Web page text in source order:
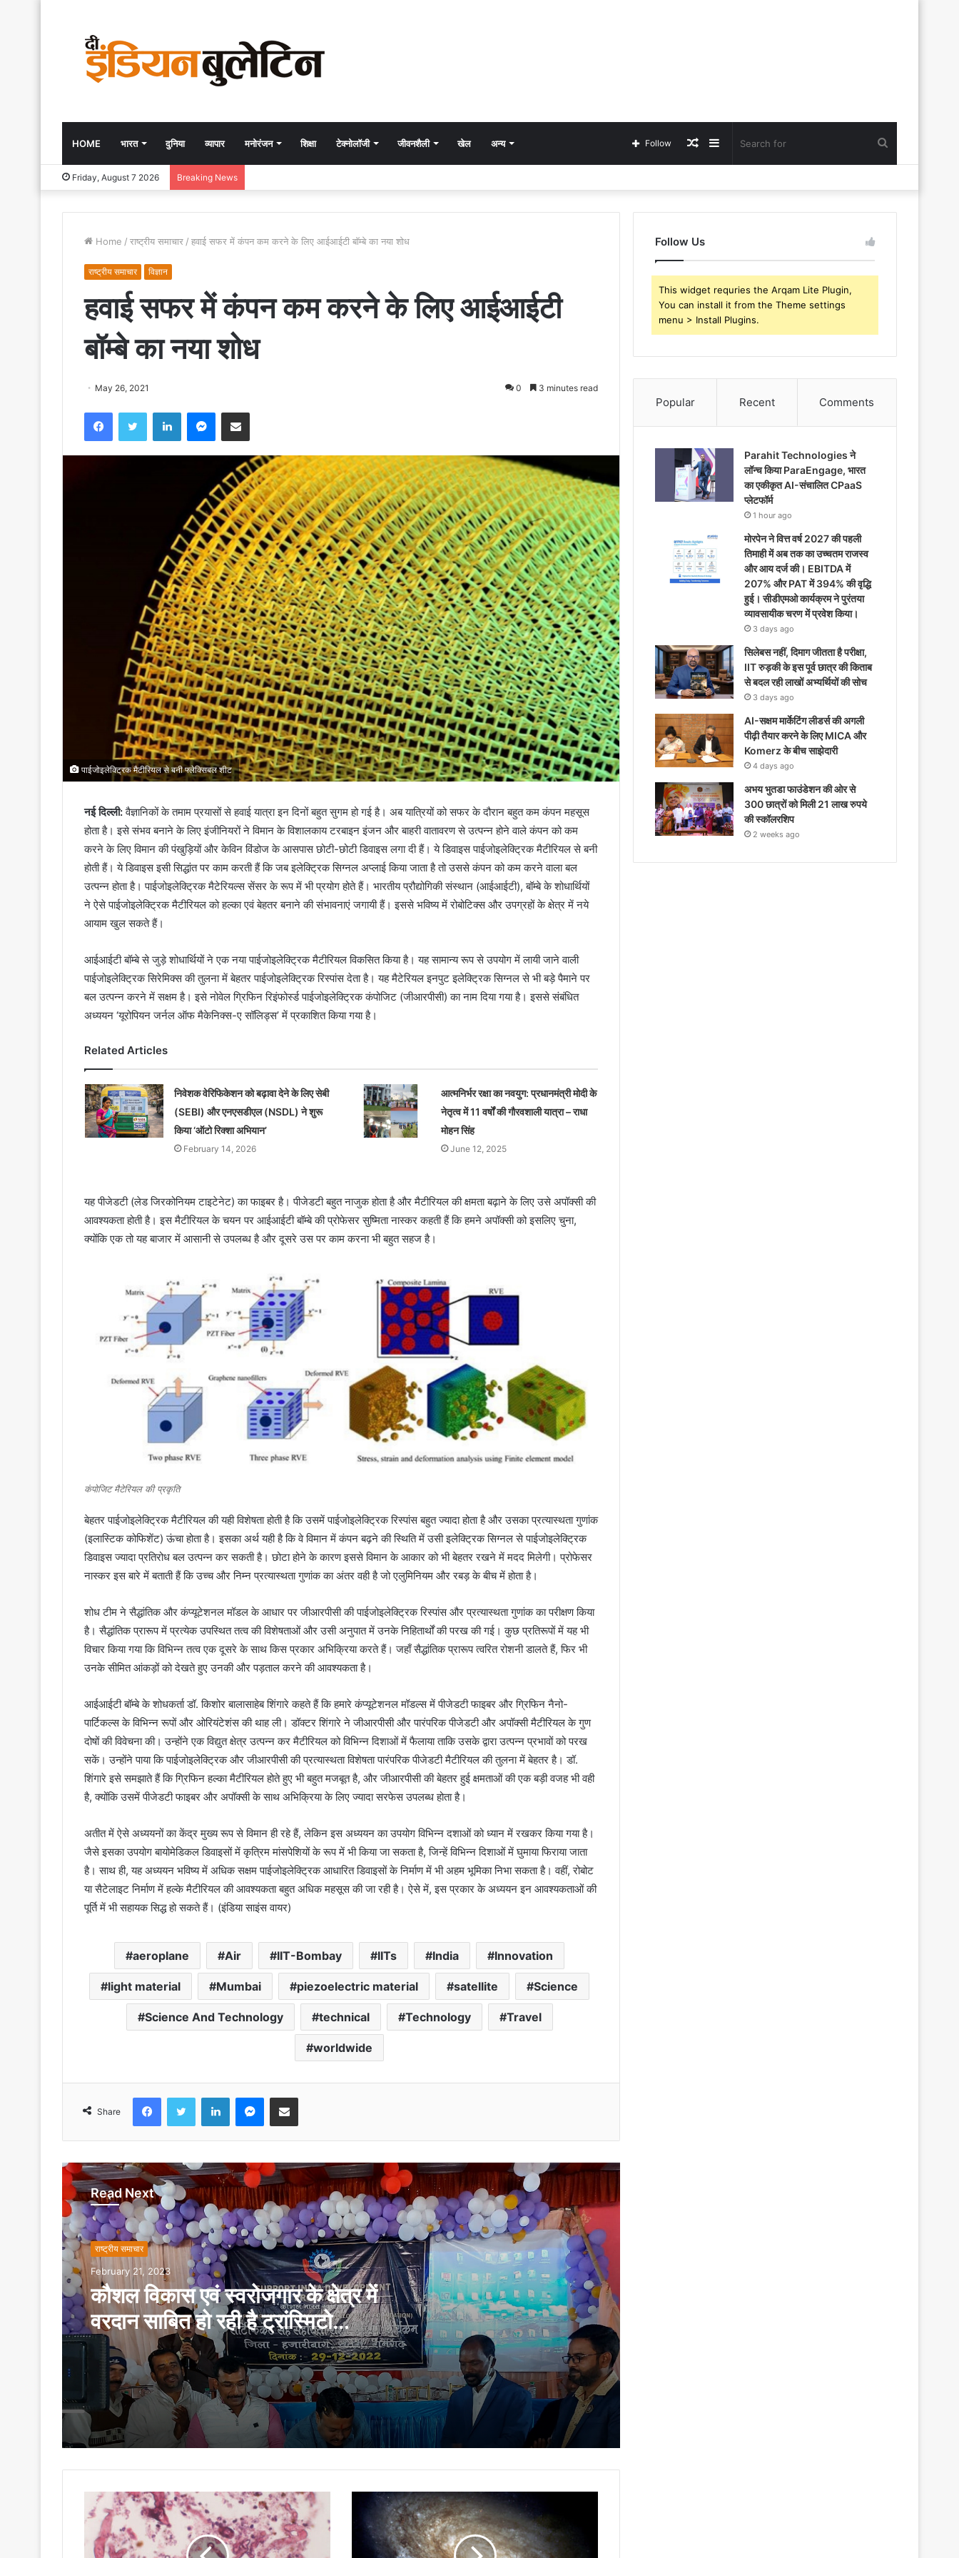
HOME भारत दुनिया व्यापार मनोरंजन शिक्षा टेक्नोलॉजी जीवनशैली खेल अन्य Sidebar
Random
Follow
Friday, August 7 2026 Breaking News
Home / राष्ट्रीय समाचार / हवाई सफर में कंपन कम करने के लिए आईआईटी बॉम्बे का नया शोध
राष्ट्रीय समाचार विज्ञान
हवाई सफर में कंपन कम करने के लिए आईआईटी
बॉम्बे का नया शोध
May 26, 2021 0 3 minutes read
FacebookTwitter LinkedInMessenger
Share via Email
पाईजोइलेक्ट्रिक मैटीरियल से बनी फ्लेक्सिबल शीट
नई दिल्ली:वैज्ञानिकों के तमाम प्रयासों से हवाई यात्रा इन दिनों बहुत सुगम हो गई है। अब यात्रियों को सफर के दौरान बहुत कम कंपन महसूस
होता है। इसे संभव बनाने के लिए इंजीनियरों ने विमान के विशालकाय टरबाइन इंजन और बाहरी वातावरण से उत्पन्न होने वाले कंपन को कम
करने के लिए विमान की पंखुड़ियों और केविन विंडोज के आसपास छोटी-छोटी डिवाइस लगा दी हैं। ये डिवाइस पाईजोइलेक्ट्रिक मैटीरियल से बनी
होती हैं। ये डिवाइस इसी सिद्धांत पर काम करती हैं कि जब इलेक्ट्रिक सिग्नल अप्लाई किया जाता है तो उससे कंपन को कम करने वाला बल
उत्पन्न होता है। पाईजोइलेक्ट्रिक मैटेरियल्स सेंसर के रूप में भी प्रयोग होते हैं। भारतीय प्रौद्योगिकी संस्थान (आईआईटी), बॉम्बे के शोधार्थियों
ने ऐसे पाईजोइलेक्ट्रिक मैटीरियल को हल्का एवं बेहतर बनाने की संभावनाएं जगायी हैं। इससे भविष्य में रोबोटिक्स और उपग्रहों के क्षेत्र में नये
आयाम खुल सकते हैं।
आईआईटी बॉम्बे से जुड़े शोधार्थियों ने एक नया पाईजोइलेक्ट्रिक मैटीरियल विकसित किया है। यह सामान्य रूप से उपयोग में लायी जाने वाली
पाईजोइलेक्ट्रिक सिरेमिक्स की तुलना में बेहतर पाईजोइलेक्ट्रिक रिस्पांस देता है। यह मैटेरियल इनपुट इलेक्ट्रिक सिग्नल से भी बड़े पैमाने पर
बल उत्पन्न करने में सक्षम है। इसे नोवेल ग्रिफिन रिइंफोर्स्ड पाईजोइलेक्ट्रिक कंपोजिट (जीआरपीसी) का नाम दिया गया है। इससे संबंधित
अध्ययन ‘यूरोपियन जर्नल ऑफ मैकेनिक्स-ए सॉलिड्स’ में प्रकाशित किया गया है।
Related Articles
निवेशक वेरिफिकेशन को बढ़ावा देने के लिए सेबी
(SEBI) और एनएसडीएल (NSDL) ने शुरू
किया ‘ऑटो रिक्शा अभियान’
February 14, 2026
आत्मनिर्भर रक्षा का नवयुग: प्रधानमंत्री मोदी के
नेतृत्व में 11 वर्षों की गौरवशाली यात्रा – राधा
मोहन सिंह
June 12, 2025
यह पीजेडटी (लेड जिरकोनियम टाइटेनेट) का फाइबर है। पीजेडटी बहुत नाजुक होता है और मैटीरियल की क्षमता बढ़ाने के लिए उसे अपॉक्सी की
आवश्यकता होती है। इस मैटीरियल के चयन पर आईआईटी बॉम्बे की प्रोफेसर सुष्मिता नास्कर कहती हैं कि हमने अपॉक्सी को इसलिए चुना,
क्योंकि एक तो यह बाजार में आसानी से उपलब्ध है और दूसरे उस पर काम करना भी बहुत सहज है।
कंपोजिट मैटेरियल की प्रकृति
बेहतर पाईजोइलेक्ट्रिक मैटीरियल की यही विशेषता होती है कि उसमें पाईजोइलेक्ट्रिक रिस्पांस बहुत ज्यादा होता है और उसका प्रत्यास्थता गुणांक
(इलास्टिक कोफिशेंट) ऊंचा होता है। इसका अर्थ यही है कि वे विमान में कंपन बढ़ने की स्थिति में उसी इलेक्ट्रिक सिग्नल से पाईजोइलेक्ट्रिक
डिवाइस ज्यादा प्रतिरोध बल उत्पन्न कर सकती है। छोटा होने के कारण इससे विमान के आकार को भी बेहतर रखने में मदद मिलेगी। प्रोफेसर
नास्कर इस बारे में बताती हैं कि उच्च और निम्न प्रत्यास्थता गुणांक का अंतर वही है जो एलुमिनियम और रबड़ के बीच में होता है।
शोध टीम ने सैद्धांतिक और कंप्यूटेशनल मॉडल के आधार पर जीआरपीसी की पाईजोइलेक्ट्रिक रिस्पांस और प्रत्यास्थता गुणांक का परीक्षण किया
है। सैद्धांतिक प्रारूप में प्रत्येक उपस्थित तत्व की विशेषताओं और उसी अनुपात में उनके निहितार्थों की परख की गई। कुछ प्रतिरूपों में यह भी
विचार किया गया कि विभिन्न तत्व एक दूसरे के साथ किस प्रकार अभिक्रिया करते हैं। जहाँ सैद्धांतिक प्रारूप त्वरित रोशनी डालते हैं, फिर भी
उनके सीमित आंकड़ों को देखते हुए उनकी और पड़ताल करने की आवश्यकता है।
आईआईटी बॉम्बे के शोधकर्ता डॉ. किशोर बालासाहेब शिंगारे कहते हैं कि हमारे कंप्यूटेशनल मॉडल्स में पीजेडटी फाइबर और ग्रिफिन नैनो-
पार्टिकल्स के विभिन्न रूपों और ओरियंटेशंस की थाह ली। डॉक्टर शिंगारे ने जीआरपीसी और पारंपरिक पीजेडटी और अपॉक्सी मैटीरियल के गुण
दोषों की विवेचना की। उन्होंने एक विद्युत क्षेत्र उत्पन्न कर मैटीरियल को विभिन्न दिशाओं में फैलाया ताकि उसके द्वारा उत्पन्न प्रभावों को परख
सकें। उन्होंने पाया कि पाईजोइलेक्ट्रिक और जीआरपीसी की प्रत्यास्थता विशेषता पारंपरिक पीजेडटी मैटीरियल की तुलना में बेहतर है। डॉ.
शिंगारे इसे समझाते हैं कि ग्रिफिन हल्का मैटीरियल होते हुए भी बहुत मजबूत है, और जीआरपीसी की बेहतर हुई क्षमताओं की एक बड़ी वजह भी वही
है, क्योंकि उसमें पीजेडटी फाइबर और अपॉक्सी के साथ अभिक्रिया के लिए ज्यादा सरफेस उपलब्ध होता है।
अतीत में ऐसे अध्ययनों का केंद्र मुख्य रूप से विमान ही रहे हैं, लेकिन इस अध्ययन का उपयोग विभिन्न दशाओं को ध्यान में रखकर किया गया है।
जैसे इसका उपयोग बायोमेडिकल डिवाइसों में कृत्रिम मांसपेशियों के रूप में भी किया जा सकता है, जिन्हें विभिन्न दिशाओं में घुमाया फिराया जाता
है। साथ ही, यह अध्ययन भविष्य में अधिक सक्षम पाईजोइलेक्ट्रिक आधारित डिवाइसों के निर्माण में भी अहम भूमिका निभा सकता है। वहीं, रोबोट
या सैटेलाइट निर्माण में हल्के मैटीरियल की आवश्यकता बहुत अधिक महसूस की जा रही है। ऐसे में, इस प्रकार के अध्ययन इन आवश्यकताओं की
पूर्ति में भी सहायक सिद्ध हो सकते हैं। (इंडिया साइंस वायर)
aeroplane Air IIT-Bombay IITs India Innovation
light material Mumbai piezoelectric material satellite Science
Science And Technology technical Technology Travel
worldwide
Share
FacebookTwitter LinkedInMessenger
Share via Email
Read Next
राष्ट्रीय समाचार
February 21, 2023
कौशल विकास एवं स्वरोजगार के क्षेत्र में
वरदान साबित हो रही है ट्रांस्मिटो
डेवलपमेंट फाउंडेशन की “सपोर्ट इंडिया
डेवलपमेंट प्रोग्राम”
कौशल विकास एवं स्वरोजगार के क्षेत्र में वरदान
प्रदर्शनी
‘ग्रामीण विकास का नया मंत्र बनी ड्रोन आधारित
मैपिंग तकनीक’
टैंक-रोधी गाइडेड मिसाइल ‘हेलीना’ का सफल परीक्षण
गत तीन वर्षों में दोगुनाहुए भारतीय वैज्ञानिक पेटेंट
संक्रमण पर लगाम लगा सकती है नई टच-लेस
स्क्रीन प्रौद्योगिकी
जम्मू में शुरू हुआ उत्तर भारत का पहला अंतरिक्ष केंद्र
‘विज्ञान सर्वत्र पूज्यते’ में मुख्य आकर्षण बना विज्ञान
पुस्तक मेला
कैंसर उपचार की नई उम्मीद आरएनएआई और नैनो
Follow Us
This widget requries the Arqam Lite Plugin,
You can install it from the Theme settings
menu > Install Plugins.
Popular Recent Comments
Parahit Technologies ने
लॉन्च किया ParaEngage, भारत
का एकीकृत AI-संचालित CPaaS
प्लेटफॉर्म
1 hour ago
मोरपेन ने वित्त वर्ष 2027 की पहली
तिमाही में अब तक का उच्चतम राजस्व
और आय दर्ज की। EBITDA में
207% और PAT में 394% की वृद्धि
हुई। सीडीएमओ कार्यक्रम ने पुरंतया
व्यावसायीक चरण में प्रवेश किया।
3 days ago
सिलेबस नहीं, दिमाग जीतता है परीक्षा,
IIT रुड़की के इस पूर्व छात्र की किताब
से बदल रही लाखों अभ्यर्थियों की सोच
3 days ago
AI-सक्षम मार्केटिंग लीडर्स की अगली
पीढ़ी तैयार करने के लिए MICA और
Komerz के बीच साझेदारी
4 days ago
अभय भुतडा फाउंडेशन की ओर से
300 छात्रों को मिली 21 लाख रुपये
की स्कॉलरशिप
2 weeks ago